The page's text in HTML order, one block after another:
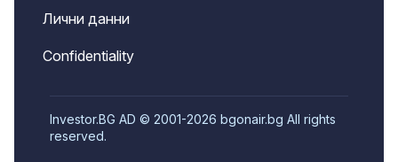
Лични данни
Confidentiality
Investor.BG AD © 2001-2026 bgonair.bg All rights
reserved.